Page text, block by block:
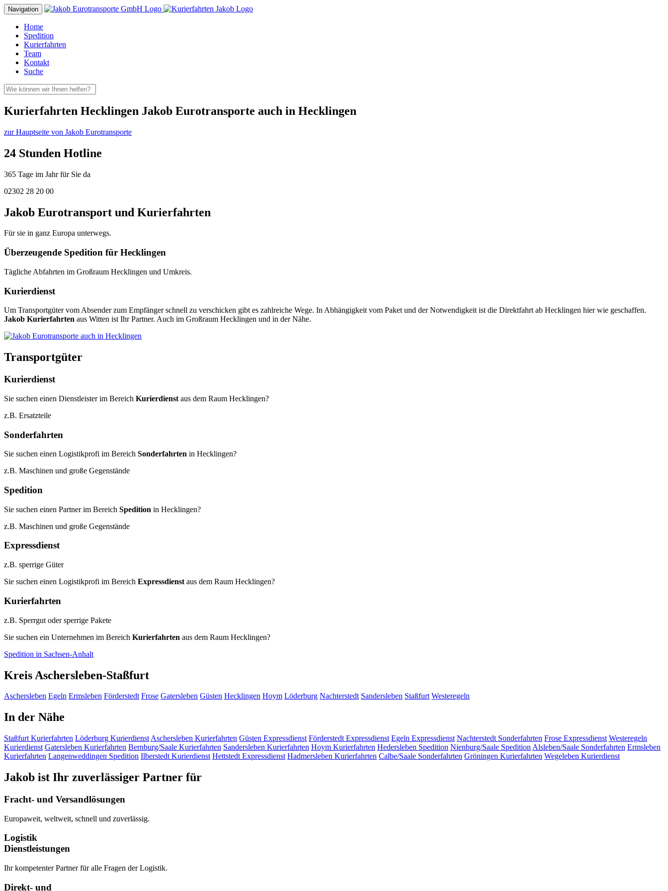
Navigation
Home
Spedition
Kurierfahrten
Team
Kontakt
Suche
Kurierfahrten Hecklingen Jakob Eurotransporte auch in Hecklingen
zur Hauptseite von Jakob Eurotransporte
24 Stunden Hotline
365 Tage im Jahr für Sie da
02302 28 20 00
Jakob Eurotransport und Kurierfahrten
Für sie in ganz Europa unterwegs.
Überzeugende Spedition für Hecklingen
Tägliche Abfahrten im Großraum Hecklingen und Umkreis.
Kurierdienst
Um Transportgüter vom Absender zum Empfänger schnell zu verschicken gibt es zahlreiche Wege. In Abhängigkeit vom Paket und der Notwendigkeit ist die Direktfahrt ab Hecklingen hier wie geschaffen.
Jakob Kurierfahrten aus Witten ist Ihr Partner. Auch im Großraum Hecklingen und in der Nähe.
Transportgüter
Kurierdienst
Sie suchen einen Dienstleister im Bereich Kurierdienst aus dem Raum Hecklingen?
z.B. Ersatzteile
Sonderfahrten
Sie suchen einen Logistikprofi im Bereich Sonderfahrten in Hecklingen?
z.B. Maschinen und große Gegenstände
Spedition
Sie suchen einen Partner im Bereich Spedition in Hecklingen?
z.B. Maschinen und große Gegenstände
Expressdienst
z.B. sperrige Güter
Sie suchen einen Logistikprofi im Bereich Expressdienst aus dem Raum Hecklingen?
Kurierfahrten
z.B. Sperrgut oder sperrige Pakete
Sie suchen ein Unternehmen im Bereich Kurierfahrten aus dem Raum Hecklingen?
Spedition in Sachsen-Anhalt
Kreis Aschersleben-Staßfurt
Aschersleben Egeln Ermsleben Förderstedt Frose Gatersleben Güsten Hecklingen Hoym Löderburg Nachterstedt Sandersleben Staßfurt Westeregeln
In der Nähe
Staßfurt Kurierfahrten Löderburg Kurierdienst Aschersleben Kurierfahrten Güsten Expressdienst Förderstedt Expressdienst Egeln Expressdienst Nachterstedt Sonderfahrten Frose Expressdienst Westeregeln
Kurierdienst Gatersleben Kurierfahrten Bernburg/Saale Kurierfahrten Sandersleben Kurierfahrten Hoym Kurierfahrten Hedersleben Spedition Nienburg/Saale Spedition Alsleben/Saale Sonderfahrten Ermsleben
Kurierfahrten Langenweddingen Spedition Ilberstedt Kurierdienst Hettstedt Expressdienst Hadmersleben Kurierfahrten Calbe/Saale Sonderfahrten Gröningen Kurierfahrten Wegeleben Kurierdienst
Jakob ist Ihr zuverlässiger Partner für
Fracht- und Versandlösungen
Europaweit, weltweit, schnell und zuverlässig.
Logistik
Dienstleistungen
Ihr kompetenter Partner für alle Fragen der Logistik.
Direkt- und